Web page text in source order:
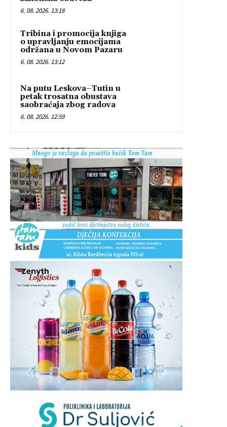
6. 08. 2026. 13:18
Tribina i promocija knjiga
o upravljanju emocijama
održana u Novom Pazaru
6. 08. 2026. 13:12
Na putu Leskova–Tutin u
petak trosatna obustava
saobraćaja zbog radova
6. 08. 2026. 12:59